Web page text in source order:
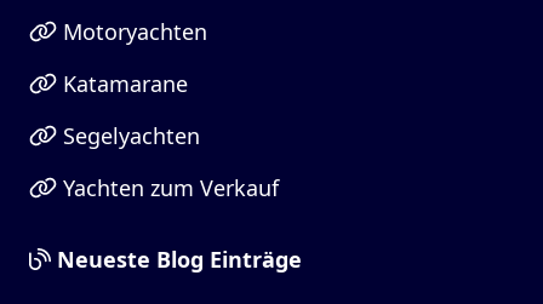
Motoryachten
Katamarane
Segelyachten
Yachten zum Verkauf
Neueste Blog Einträge